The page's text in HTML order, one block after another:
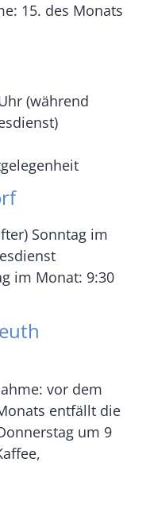
15. des Monats
(während
Sonntag im
im Monat: 9:30
vor dem
entfällt die
um 9